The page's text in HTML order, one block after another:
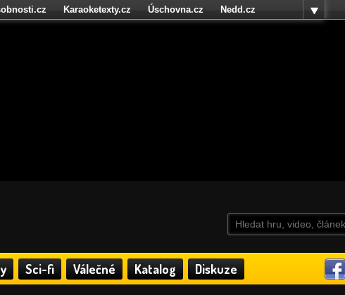
Sci-fi Válečné Katalog Diskuze
Karaoketexty.cz Úschovna.cz
Nedd.cz